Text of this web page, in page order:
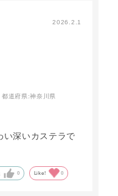
2026.2.1
都道府県:神奈川県
い深いカステラで
0 Like! 0